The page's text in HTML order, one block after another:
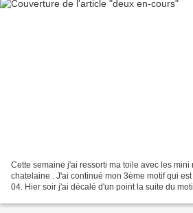
Cette semaine j'ai ressorti ma toile avec les mini
chatelaine . J'ai continué mon 3ème motif qui
04. Hier soir j'ai décalé d'un point la suite du